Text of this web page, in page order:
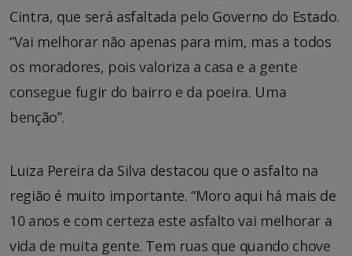
Cintra, que será asfaltada pelo Governo do Estado.
“Vai melhorar não apenas para mim, mas a todos
os moradores, pois valoriza a casa e a gente
consegue fugir do bairro e da poeira. Uma
benção”.
Luiza Pereira da Silva destacou que o asfalto na
região é muito importante. “Moro aqui há mais de
10 anos e com certeza este asfalto vai melhorar a
vida de muita gente. Tem ruas que quando chove